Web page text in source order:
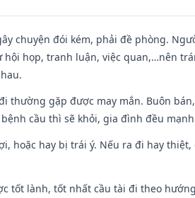
chuyện đói kém, phải đề phòng.
họp, tranh luận, việc quan,…nên
thường gặp được may mắn. Buôn
cầu thì sẽ khỏi, gia đình đều
hoặc hay bị trái ý. Nếu ra đi hay
tốt lành, tốt nhất cầu tài đi theo